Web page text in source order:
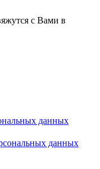
с Вами в
данных
данных